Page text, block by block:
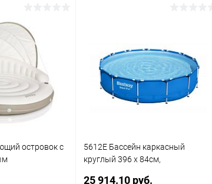
Сравнение
Недоступно
Купить в 1 клик Сравнение
В избранное Недоступно
островок с
5612E Бассейн каркасный
круглый 396 х 84см,
25 914.10 руб.